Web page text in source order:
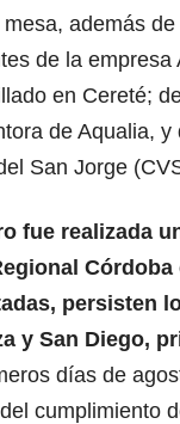
además
de la
en Cereté;
de Aqualia,
San Jorge
fue realizada
persisten
y San Diego,
días de
cumplimiento